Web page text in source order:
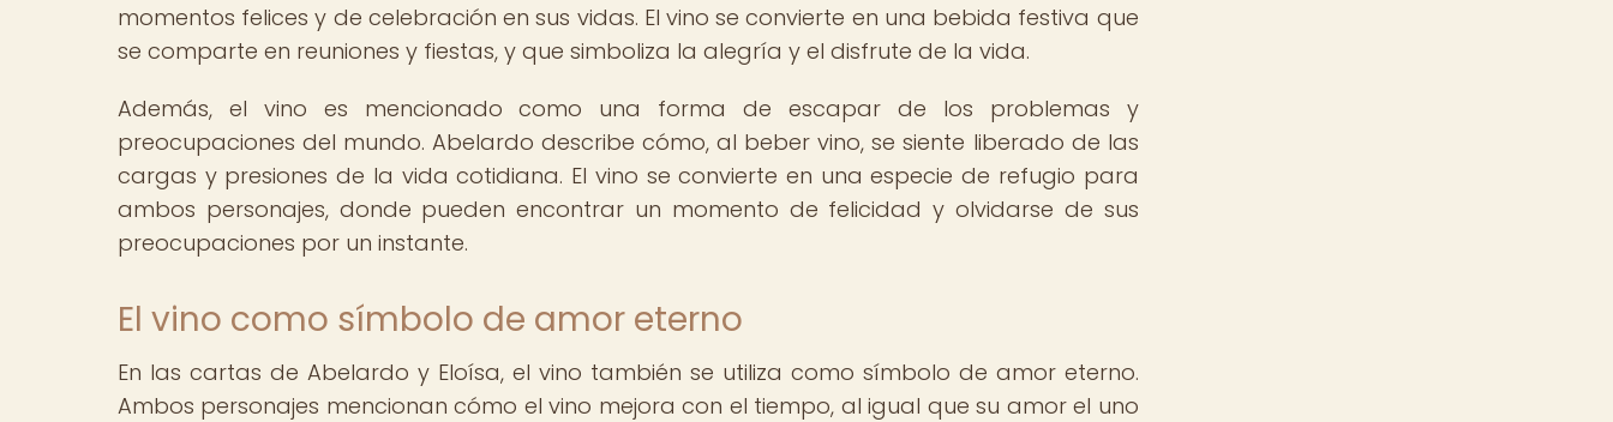
momentos felices y de celebración en sus vidas. El vino se convierte en una bebida festiva que
se comparte en reuniones y fiestas, y que simboliza la alegría y el disfrute de la vida.
Además, el vino es mencionado como una forma de escapar de los problemas y
preocupaciones del mundo. Abelardo describe cómo, al beber vino, se siente liberado de las
cargas y presiones de la vida cotidiana. El vino se convierte en una especie de refugio para
ambos personajes, donde pueden encontrar un momento de felicidad y olvidarse de sus
preocupaciones por un instante.
El vino como símbolo de amor eterno
En las cartas de Abelardo y Eloísa, el vino también se utiliza como símbolo de amor eterno.
Ambos personajes mencionan cómo el vino mejora con el tiempo, al igual que su amor el uno